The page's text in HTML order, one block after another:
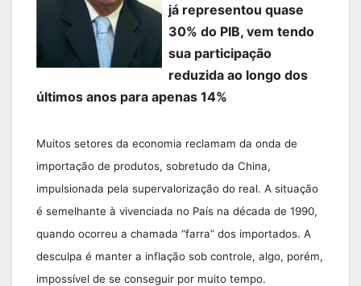
já representou quase
30% do PIB, vem tendo
sua participação
reduzida ao longo dos
últimos anos para apenas 14%
Muitos setores da economia reclamam da onda de
importação de produtos, sobretudo da China,
impulsionada pela supervalorização do real. A situação
é semelhante à vivenciada no País na década de 1990,
quando ocorreu a chamada “farra” dos importados. A
desculpa é manter a inflação sob controle, algo, porém,
impossível de se conseguir por muito tempo.